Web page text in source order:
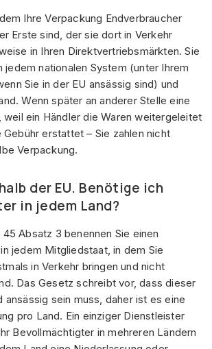
Ihre Verpackung Endverbraucher
Erste sind, der sie dort in Verkehr
in Ihren Direktvertriebsmärkten. Sie
jedem nationalen System (unter Ihrem
Sie in der EU ansässig sind) und
Wenn später an anderer Stelle eine
weil ein Händler die Waren weitergeleitet
erstattet – Sie zahlen nicht
Verpackung.
der EU. Benötige ich
in jedem Land?
Absatz 3 benennen Sie einen
jedem Mitgliedstaat, in dem Sie
in Verkehr bringen und nicht
Das Gesetz schreibt vor, dass dieser
ansässig sein muss, daher ist es eine
pro Land. Ein einziger Dienstleister
Bevollmächtigter in mehreren Ländern